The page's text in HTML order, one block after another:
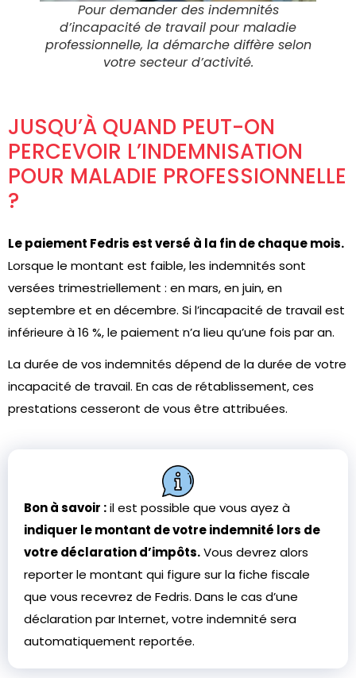
Pour demander des indemnités
d’incapacité de travail pour maladie
professionnelle, la démarche diffère selon
votre secteur d’activité.
JUSQU’À QUAND PEUT-ON
PERCEVOIR L’INDEMNISATION
POUR MALADIE PROFESSIONNELLE
?
Le paiement Fedris est versé à la fin de chaque mois.
Lorsque le montant est faible, les indemnités sont
versées trimestriellement : en mars, en juin, en
septembre et en décembre. Si l’incapacité de travail est
inférieure à 16 %, le paiement n’a lieu qu’une fois par an.
La durée de vos indemnités dépend de la durée de votre
incapacité de travail. En cas de rétablissement, ces
prestations cesseront de vous être attribuées.
Bon à savoir :il est possible que vous ayez à
indiquer le montant de votre indemnité lors de
votre déclaration d’impôts.Vous devrez alors
reporter le montant qui figure sur la fiche fiscale
que vous recevrez de Fedris. Dans le cas d’une
déclaration par Internet, votre indemnité sera
automatiquement reportée.